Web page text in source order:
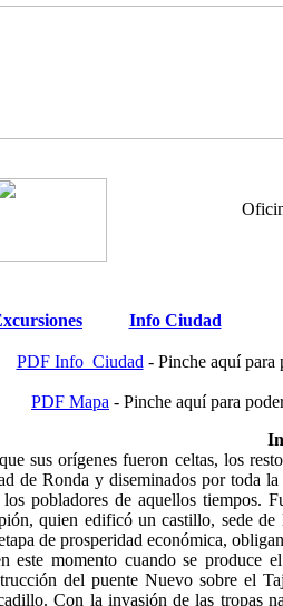
Info Ciudad
PDF Info_Ciudad - Pinche aquí para
PDF Mapa - Pinche aquí para
sus orígenes fueron celtas, los
de Ronda y diseminados por toda
los pobladores de aquellos tiempos.
quien edificó un castillo, sede
de prosperidad económica,
este momento cuando se produce
del puente Nuevo sobre el
Con la invasión de las tropas